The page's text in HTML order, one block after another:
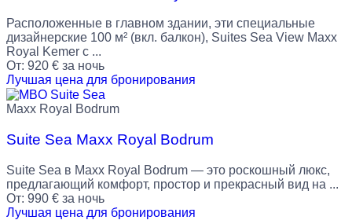
Расположенные в главном здании, эти специальные
дизайнерские 100 м² (вкл. балкон), Suites Sea View Maxx
Royal Kemer с ...
От: 920 € за ночь
Лучшая цена для бронирования
Maxx Royal Bodrum
Suite Sea Maxx Royal Bodrum
Suite Sea в Maxx Royal Bodrum — это роскошный люкс,
предлагающий комфорт, простор и прекрасный вид на ...
От: 990 € за ночь
Лучшая цена для бронирования